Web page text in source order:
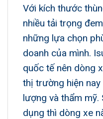
Với kích thước
nhiều tải trọng
những lựa chọn
doanh của mình.
quốc tế nên dòng
thị trường hiện
lượng và thẩm mỹ.
dụng thì dòng xe